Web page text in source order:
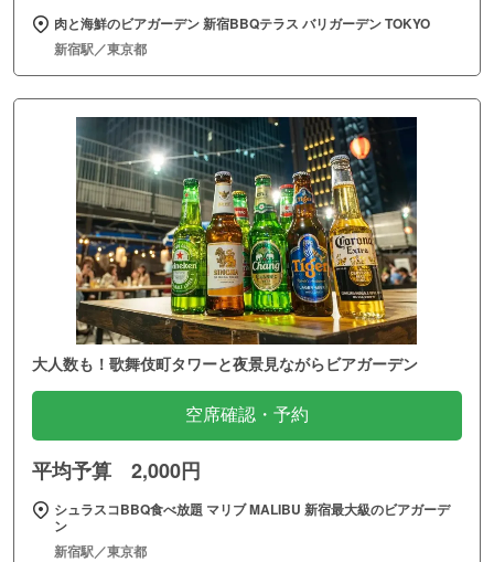
肉と海鮮のビアガーデン 新宿BBQテラス バリガーデン TOKYO
新宿駅／東京都
大人数も！歌舞伎町タワーと夜景見ながらビアガーデン
空席確認・予約
平均予算 2,000円
シュラスコBBQ食べ放題 マリブ MALIBU 新宿最大級のビアガーデ
ン
新宿駅／東京都